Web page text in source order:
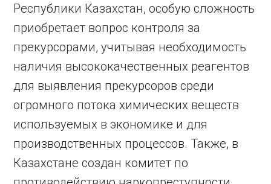
Республики Казахстан, особую сложность
приобретает вопрос контроля за
прекурсорами, учитывая необходимость
наличия высококачественных реагентов
для выявления прекурсоров среди
огромного потока химических веществ
используемых в экономике и для
производственных процессов. Также, в
Казахстане создан комитет по